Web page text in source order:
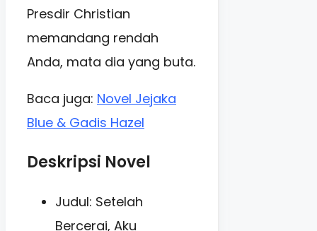
Presdir Christian
memandang rendah
Anda, mata dia yang buta.
Baca juga: Novel Jejaka
Blue & Gadis Hazel
Deskripsi Novel
Judul: Setelah
Bercerai, Aku